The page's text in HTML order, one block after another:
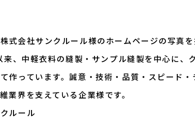
式会社サンクルール様のホームページの写真
、中軽衣料の縫製・サンプル縫製を中心に、
作っています。誠意・技術・品質・スピード
業界を支えている企業様です。
ルール